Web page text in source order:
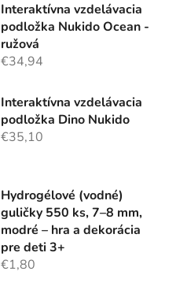
Interaktívna vzdelávacia
podložka Nukido Ocean -
ružová
€34,94
Interaktívna vzdelávacia
podložka Dino Nukido
€35,10
Hydrogélové (vodné)
guličky 550 ks, 7–8 mm,
modré – hra a dekorácia
pre deti 3+
€1,80